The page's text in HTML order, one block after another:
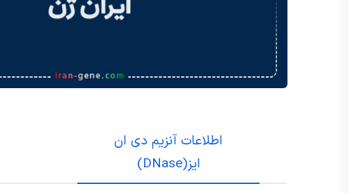
اطلاعات آنزیم دی ان
ایز(DNase)